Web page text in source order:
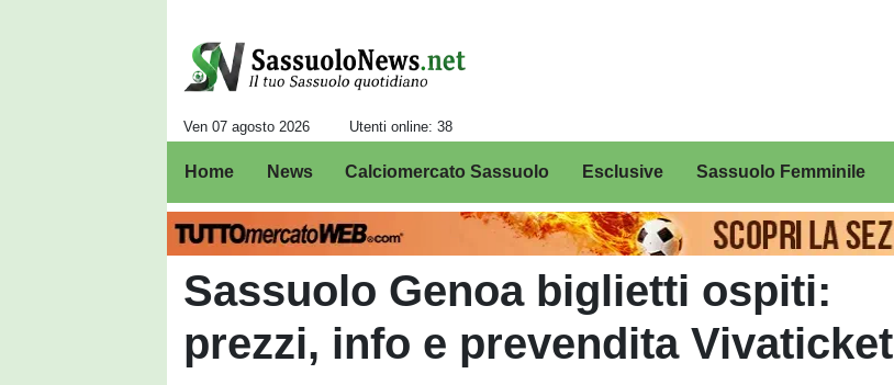
Ven 07 agosto 2026 Utenti online: 38
Home News Calciomercato Sassuolo Esclusive Sassuolo Femminile
Sassuolo Genoa biglietti ospiti:
prezzi, info e prevendita Vivaticket